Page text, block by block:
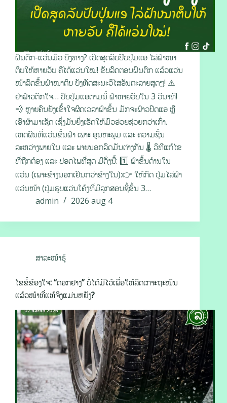
ຝົນຕົກ-ແວ່ນມົວ ບັງທາງ? ເປີດສູດລັບປັບປຸ່ມແອ ໄລ່ຝ້າໜາ
ຕຶບໃຫ້ຫາຍວັບ ຄືໄດ້ແວ່ນໃໝ່! ຂັບລົດຕອນຝົນຕົກ ແລ້ວແວ່ນ
ໜ້າລົດຂຶ້ນຝ້າໜາຕຶບ ບັງທັດສະນະວິໄສອັນຕະລາຍສຸດໆ! ⚠️
ຢ່າຟ້າວຕົກໃຈ… ປັບປຸ່ມແອຕາມນີ້ ຝ້າຫາຍວັບໃນ 3 ວິນາທີ!
💨 ຫຼາຍຄົນຍັງເຂົ້າໃຈຜິດເວລາຝ້າຂຶ້ນ ມັກຈະຟ້າວປິດແອ ຫຼື
ເອົາຜ້າມາເຊັດ ເຊິ່ງມັນຍິ່ງເຮັດໃຫ້ມົວອ່ວຍຊ່ວຍກວ່າເກົ່າ.
ເຫດຜົນທີ່ແວ່ນຂຶ້ນຝ້າ ເພາະ ອຸນຫະພູມ ແລະ ຄວາມຊື້ນ
ລະຫວ່າງພາຍໃນ ແລະ ພາຍນອກລົດມັນຕ່າງກັນ 🌡️ ວິທີແກ້ໄຂ
ທີ່ຖືກຕ້ອງ ແລະ ປອດໄພທີ່ສຸດ ມີດັ່ງນີ້: 1️⃣ ຝ້າຂຶ້ນດ້ານໃນ
ແວ່ນ (ເພາະຂ້າງນອກເຢັນກວ່າຂ້າງໃນ):👉 ໃຫ້ກົດ ປຸ່ມໄລ່ຝ້າ
ແວ່ນໜ້າ (ປຸ່ມຮູບແວ່ນໂຄ້ງທີ່ມີລູກສອນຊີ້ຂຶ້ນ 3…
admin
2026 aug 4
ສາລະໜ້າຮູ້
ໄຂຂໍ້ຂ້ອງໃຈ: “ດອກຢາງ” ບໍ່ໄດ້ມີໄວ້ເພື່ອໃຫ້ລົດເກາະຖະໜົນ
ແລ້ວໜ້າທີ່ແທ້ຈິງແມ່ນຫຍັງ?